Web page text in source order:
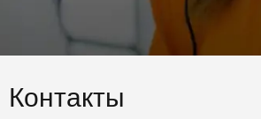
Контакты